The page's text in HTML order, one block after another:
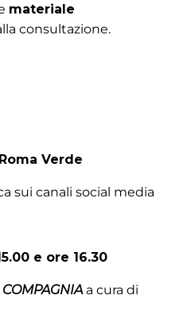
materiale
consultazione.
Verde
sui canali social media
e ore 16.30
a cura di